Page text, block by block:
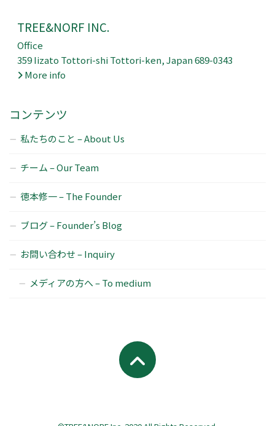
TREE&NORF INC.
Office
359 Iizato Tottori-shi Tottori-ken, Japan 689-0343
More info
コンテンツ
私たちのこと – About Us
チーム – Our Team
徳本修一 – The Founder
ブログ – Founder’s Blog
お問い合わせ – Inquiry
メディアの方へ – To medium